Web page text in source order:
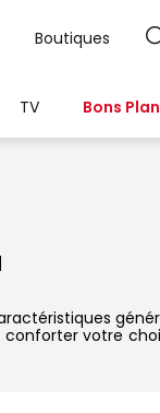
Boutiques
TV Bons
conforter votre